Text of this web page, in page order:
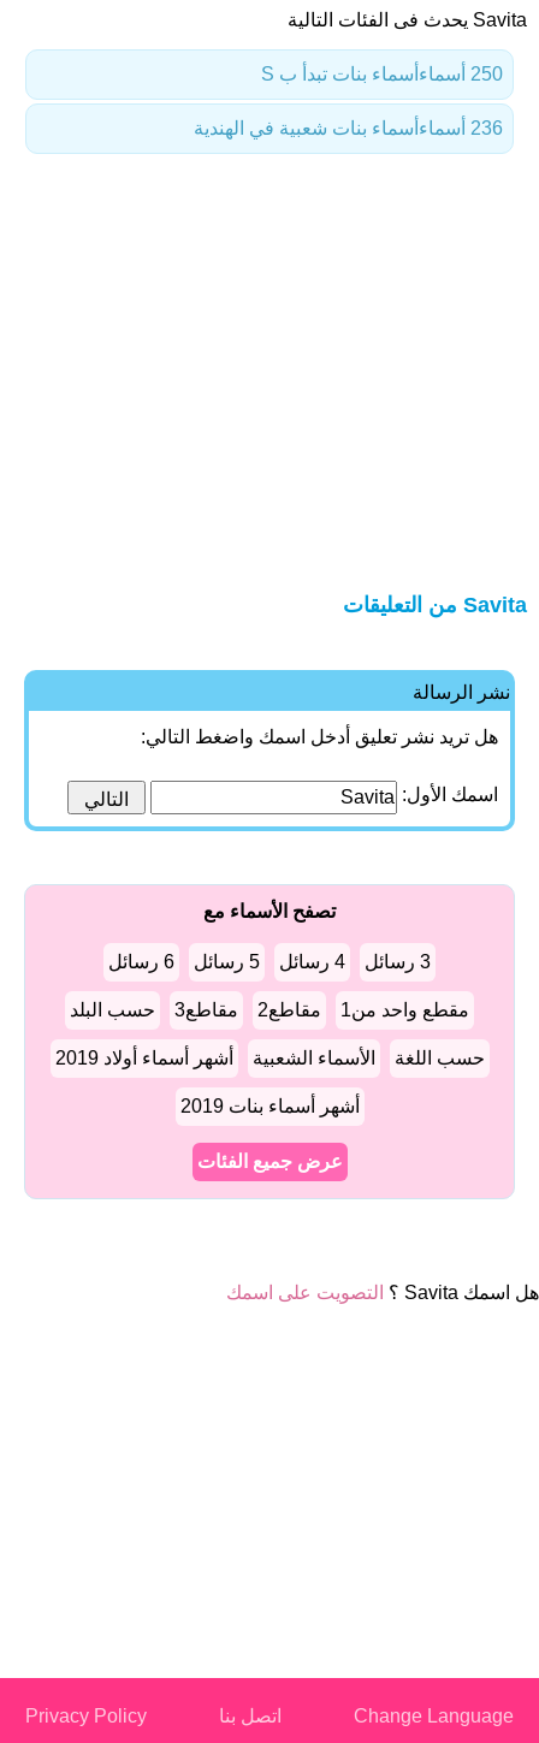
Savita يحدث فى الفئات التالية
أسماء بنات تبدأ ب S 250 أسماء
أسماء بنات شعبية في الهندية 236 أسماء
Savita من التعليقات
نشر الرسالة
هل تريد نشر تعليق أدخل اسمك واضغط التالي:
اسمك الأول:
تصفح الأسماء مع
3 رسائل 4 رسائل 5 رسائل 6 رسائل
مقطع واحد من1 مقاطع2 مقاطع3 حسب البلد
حسب اللغة الأسماء الشعبية أشهر أسماء أولاد 2019
أشهر أسماء بنات 2019
عرض جميع الفئات
هل اسمك Savita ؟ التصويت على اسمك
Change Language اتصل بنا Privacy Policy